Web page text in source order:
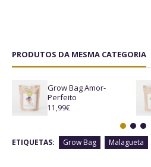
PRODUTOS DA MESMA CATEGORIA
Grow Bag Amor-
Perfeito
11,99€
ETIQUETAS: Grow Bag Malagueta